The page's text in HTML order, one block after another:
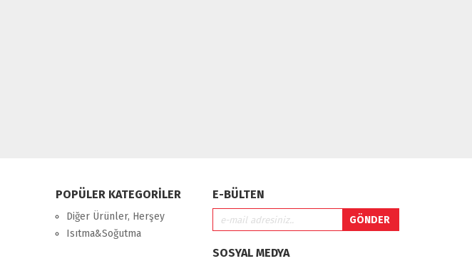
POPÜLER KATEGORİLER
Diğer Ürünler, Herşey
Isıtma&Soğutma
E-BÜLTEN
SOSYAL MEDYA